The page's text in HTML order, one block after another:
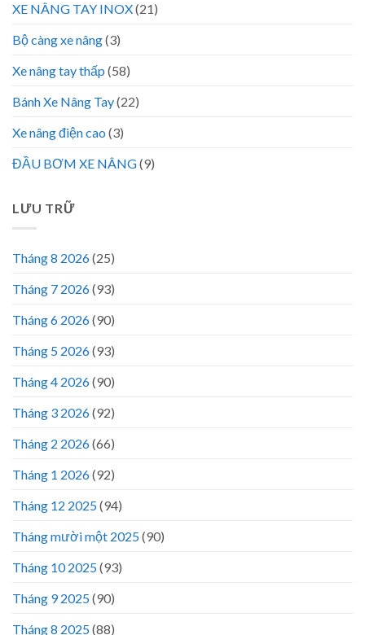
XE NÂNG TAY INOX(21)
Bộ càng xe nâng(3)
Xe nâng tay thấp (58)
Bánh Xe Nâng Tay(22)
Xe nâng điện cao (3)
ĐẦU BƠM XE NÂNG(9)
LƯU TRỮ
Tháng 8 2026(25)
Tháng 7 2026(93)
Tháng 6 2026(90)
Tháng 5 2026(93)
Tháng 4 2026(90)
Tháng 3 2026(92)
Tháng 2 2026(66)
Tháng 1 2026(92)
Tháng 12 2025(94)
Tháng mười một 2025(90)
Tháng 10 2025(93)
Tháng 9 2025(90)
Tháng 8 2025(88)